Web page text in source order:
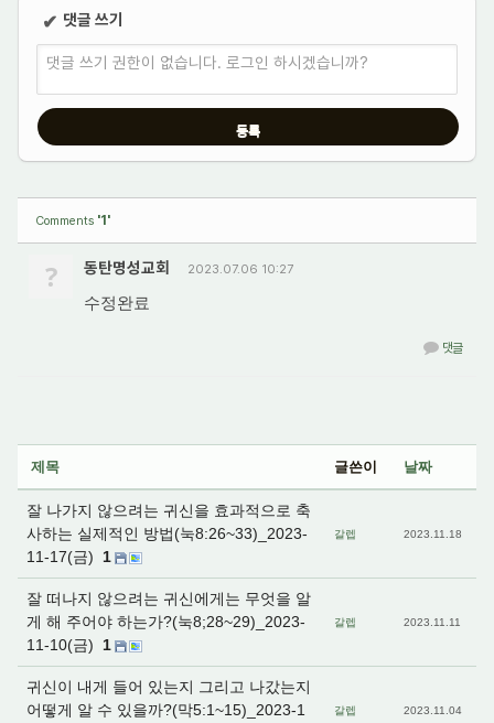
✔ 댓글 쓰기
댓글 쓰기 권한이 없습니다. 로그인 하시겠습니까?
Comments '1'
? 동탄명성교회 2023.07.06 10:27
수정완료
댓글
제목 글쓴이 날짜
잘 나가지 않으려는 귀신을 효과적으로 축
사하는 실제적인 방법(눅8:26~33)_2023-
11-17(금)
1
갈렙 2023.11.18
잘 떠나지 않으려는 귀신에게는 무엇을 알
게 해 주어야 하는가?(눅8;28~29)_2023-
11-10(금)
1
갈렙 2023.11.11
귀신이 내게 들어 있는지 그리고 나갔는지
어떻게 알 수 있을까?(막5:1~15)_2023-1
갈렙 2023.11.04